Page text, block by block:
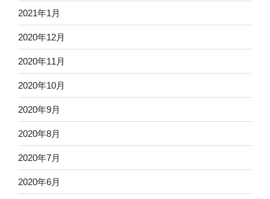
2021年1月
2020年12月
2020年11月
2020年10月
2020年9月
2020年8月
2020年7月
2020年6月